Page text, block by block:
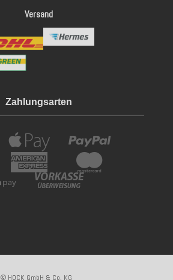
Versand
Zahlungsarten
© HOCK GmbH & Co. KG